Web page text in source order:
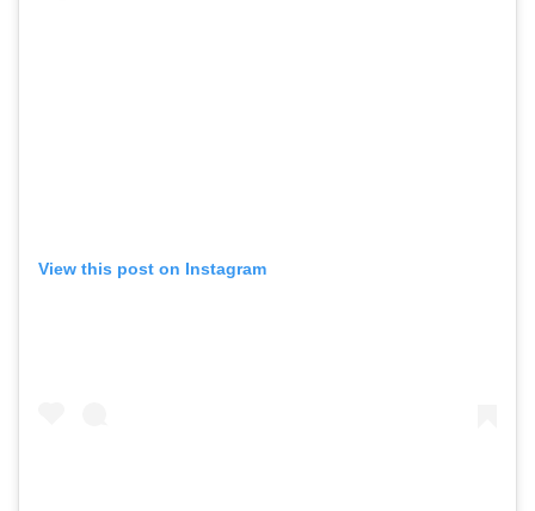
View this post on Instagram